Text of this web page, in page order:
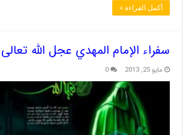
أكمل القراءة »
سفراء الإمام المهدي عجل الله
مايو 25, 2013 0